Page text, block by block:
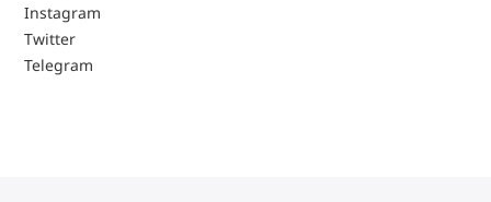
Instagram
Twitter
Telegram